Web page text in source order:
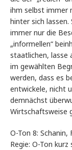
ihm selbst immer
hinter sich lassen.
immer nur die
„informellen“
staatlichen, lasse
im gewählten
werden, dass es
entwickele, nicht
demnächst
Wirtschaftsweise
O-Ton 8:
Regie: O-Ton